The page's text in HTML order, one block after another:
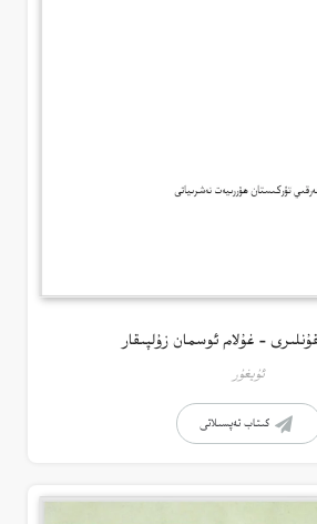
– غۇلام ئوسمان زۇلپىقار
ئۇيغۇر
كىتاب تەپسىلاتى